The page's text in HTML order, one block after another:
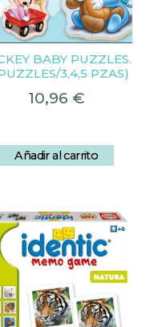
BABY PUZZLES.
3,4,5 PZAS)
10,96 €
Añadir al carrito